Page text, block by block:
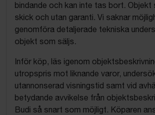
bindande och kan inte tas bort. Objekt
skick och utan garanti. Vi saknar
genomföra detaljerade tekniska
objekt som säljs.
Inför köp, läs igenom
utropspris mot liknande varor,
utannonserad visningstid samt vid
betydande avvikelse från
Budi så snart som möjligt. Köparen